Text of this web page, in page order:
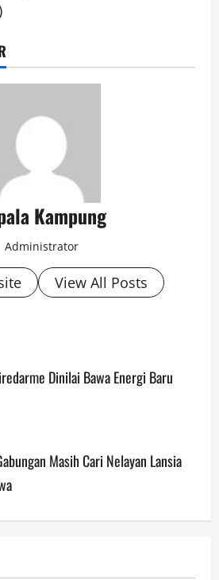
Kampung
Administrator
View All Posts
Dinilai Bawa Energi Baru
Masih Cari Nelayan Lansia